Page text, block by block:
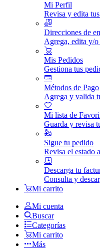
Mi Perfil
Revisa y edita
Direcciones de
Agrega, edita y/
Mis Pedidos
Gestiona tus
Métodos de Pago
Agrega y valida
Mi lista de
Guarda y revisa
Sigue tu pedido
Revisa el estado
Descarga tu
Consulta y
Mi carrito
Mi cuenta
Buscar
Categorías
Mi carrito
Más